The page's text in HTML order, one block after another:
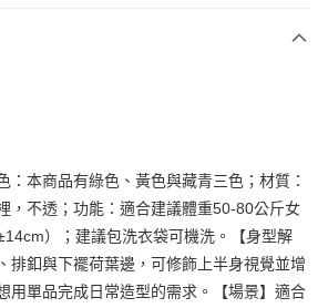
：本商品有綠色、黃色與藏青三色；材質：
，不透；功能：適合建議體重50-80公斤女
）；建議包洗衣袋可機洗。【身型解
排釦與下襬荷葉邊，可修飾上半身視覺並增
用單品完成日常造型的需求。【場景】適合